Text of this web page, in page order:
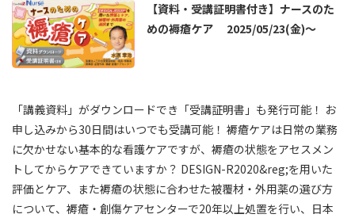
【資料・受講証明書付き】ナースのた
めの褥瘡ケア 2025/05/23(金)～
「講義資料」がダウンロードでき「受講証明書」も発行可能！ お
申し込みから30日間はいつでも受講可能！ 褥瘡ケアは日常の業務
に欠かせない基本的な看護ケアですが、褥瘡の状態をアセスメン
トしてからケアできていますか？ DESIGN-R2020&reg;を用いた
評価とケア、また褥瘡の状態に合わせた被覆材・外用薬の選び方
について、褥瘡・創傷ケアセンターで20年以上処置を行い、日本